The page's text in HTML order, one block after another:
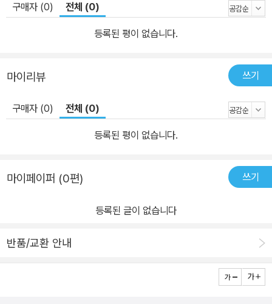
구매자 (0) 전체 (0)
등록된 평이 없습니다.
마이리뷰 쓰기
구매자 (0) 전체 (0)
등록된 평이 없습니다.
마이페이퍼 (0편) 쓰기
등록된 글이 없습니다
반품/교환 안내